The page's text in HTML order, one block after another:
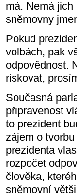
má. Nemá
sněmovny
Pokud
volbách, pak
odpovědnost.
riskovat,
Současná
připravenost
to prezident
zájem o
prezidenta
rozpočet
člověka,
sněmovní